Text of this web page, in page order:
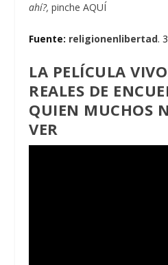
ahí?,pinche AQUÍ
Fuente: religionenlibertad.
LA PELÍCULA
REALES DE
QUIEN MUCHOS
VER